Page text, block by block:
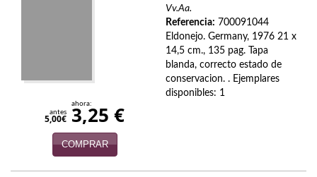
Vv.Aa.
Referencia: 700091044
Eldonejo. Germany, 1976 21 x
14,5 cm., 135 pag. Tapa
blanda, correcto estado de
conservacion. . Ejemplares
disponibles: 1
antes
5,00€
ahora:
3,25 €
COMPRAR